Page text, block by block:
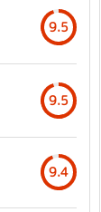
9.5
9.5
9.4